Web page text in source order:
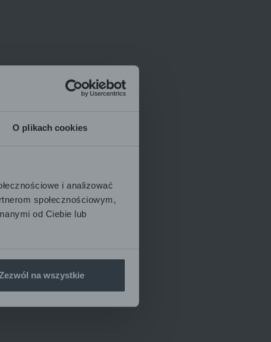
O plikach cookies
i analizować
społecznościowym,
od Ciebie lub
na wszystkie